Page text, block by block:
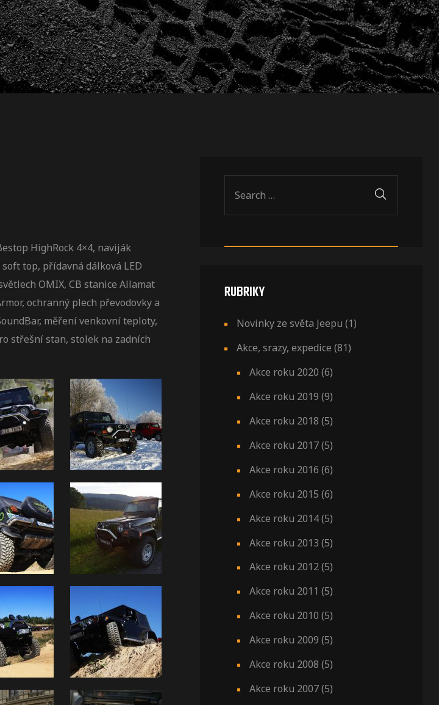
HighRock 4×4, naviják
top, přídavná dálková LED
OMIX, CB stanice Allamat
ochranný plech převodovky a
měření venkovní teploty,
střešní stan, stolek na zadních
RUBRIKY
Novinky ze světa Jeepu (1)
Akce, srazy, expedice (81)
Akce roku 2020 (6)
Akce roku 2019 (9)
Akce roku 2018 (5)
Akce roku 2017(5)
Akce roku 2016 (6)
Akce roku 2015 (6)
Akce roku 2014(5)
Akce roku 2013 (5)
Akce roku 2012(5)
Akce roku 2011 (5)
Akce roku 2010 (5)
Akce roku 2009 (5)
Akce roku 2008 (5)
Akce roku 2007(5)